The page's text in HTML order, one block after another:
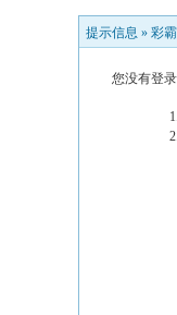
提示信息 » 彩
您没有登